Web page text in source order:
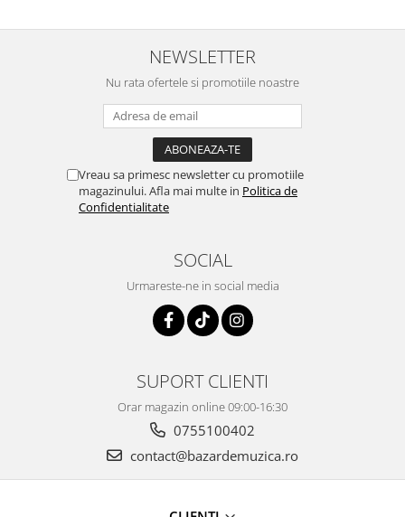
NEWSLETTER
Nu rata ofertele si promotiile noastre
Vreau sa primesc newsletter cu promotiile
magazinului. Afla mai multe in Politica de
Confidentialitate
SOCIAL
Urmareste-ne in social media
SUPORT CLIENTI
Orar magazin online 09:00-16:30
0755100402
contact@bazardemuzica.ro